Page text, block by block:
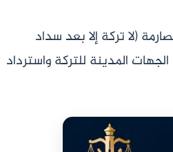
(لا تركة إلا بعد سداد
المدينة للتركة واسترداد